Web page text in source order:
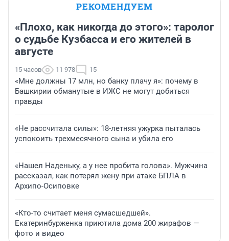
РЕКОМЕНДУЕМ
«Плохо, как никогда до этого»: таролог
о судьбе Кузбасса и его жителей в
августе
15 часов 11 978 15
«Мне должны 17 млн, но банку плачу я»: почему в
Башкирии обманутые в ИЖС не могут добиться
правды
«Не рассчитала силы»: 18-летняя ужурка пыталась
успокоить трехмесячного сына и убила его
«Нашел Наденьку, а у нее пробита голова». Мужчина
рассказал, как потерял жену при атаке БПЛА в
Архипо-Осиповке
«Кто-то считает меня сумасшедшей».
Екатеринбурженка приютила дома 200 жирафов —
фото и видео